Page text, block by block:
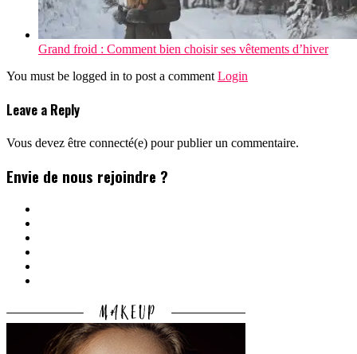
Grand froid : Comment bien choisir ses vêtements d’hiver
You must be logged in to post a comment Login
Leave a Reply
Vous devez être connecté(e) pour publier un commentaire.
Envie de nous rejoindre ?